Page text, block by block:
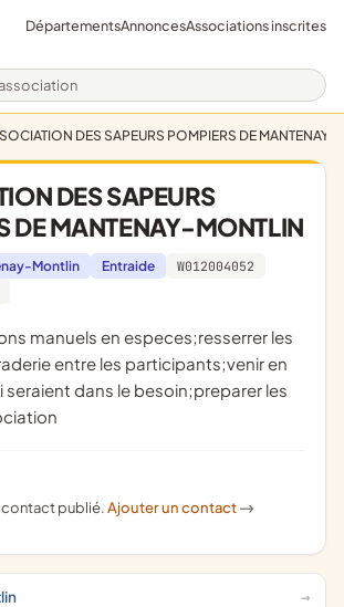
association
DépartementsAnnoncesAssociations inscrites
DES SAPEURS POMPIERS DE MANTENAY-
DES SAPEURS
DE MANTENAY-MONTLIN
Montlin Entraide
W012004052
entre les participants;venir en
seraient dans le besoin;preparer les
contact publié.Ajouter un contact ->